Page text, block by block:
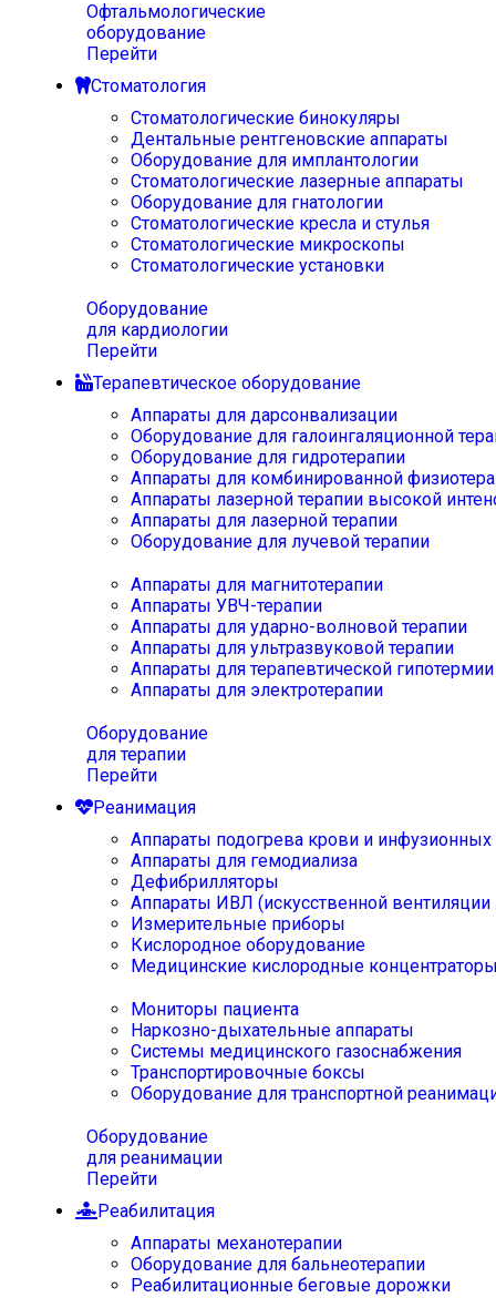
Офтальмологические
оборудование
Перейти
Стоматология
Стоматологические бинокуляры
Дентальные рентгеновские аппараты
Оборудование для имплантологии
Стоматологические лазерные аппараты
Оборудование для гнатологии
Стоматологические кресла и стулья
Стоматологические микроскопы
Стоматологические установки
Оборудование
для кардиологии
Перейти
Терапевтическое оборудование
Аппараты для дарсонвализации
Оборудование для галоингаляционной
Оборудование для гидротерапии
Аппараты для комбинированной
Аппараты лазерной терапии высокой
Аппараты для лазерной терапии
Оборудование для лучевой терапии
Аппараты для магнитотерапии
Аппараты УВЧ-терапии
Аппараты для ударно-волновой терапии
Аппараты для ультразвуковой терапии
Аппараты для терапевтической
Аппараты для электротерапии
Оборудование
для терапии
Перейти
Реанимация
Аппараты подогрева крови и инфузионных
Аппараты для гемодиализа
Дефибрилляторы
Аппараты ИВЛ (искусственной вентиляции
Измерительные приборы
Кислородное оборудование
Медицинские кислородные
Мониторы пациента
Наркозно-дыхательные аппараты
Системы медицинского газоснабжения
Транспортировочные боксы
Оборудование для транспортной
Оборудование
для реанимации
Перейти
Реабилитация
Аппараты механотерапии
Оборудование для бальнеотерапии
Реабилитационные беговые дорожки